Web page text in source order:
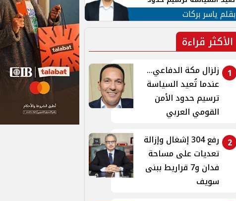
الأمن القومي العربي
بقلم ياسر بركات
الأكثر قراءة
1
زلزال مكة الدفاعي...
عندما تُعيد السياسة
ترسيم حدود الأمن
القومي العربي
2
رفع 304 إشغال وإزالة
تعديات على مساحة
فدان و7 قراريط ببنى
سويف